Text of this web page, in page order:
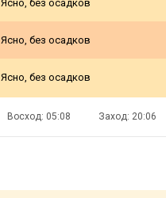
Ясно, без осадков
Ясно, без осадков
Ясно, без осадков
Восход: 05:08 Заход: 20:06